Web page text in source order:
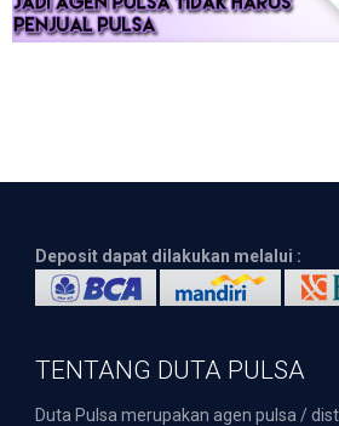
Deposit dapat dilakukan melalui :
TENTANG DUTA PULSA
Duta Pulsa merupakan agen pulsa /